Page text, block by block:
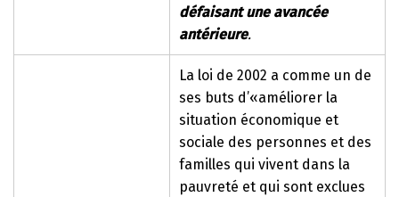
défaisant une avancée
antérieure.
La loi de 2002 a comme un de
ses buts d’«améliorer la
situation économique et
sociale des personnes et des
familles qui vivent dans la
pauvreté et qui sont exclues